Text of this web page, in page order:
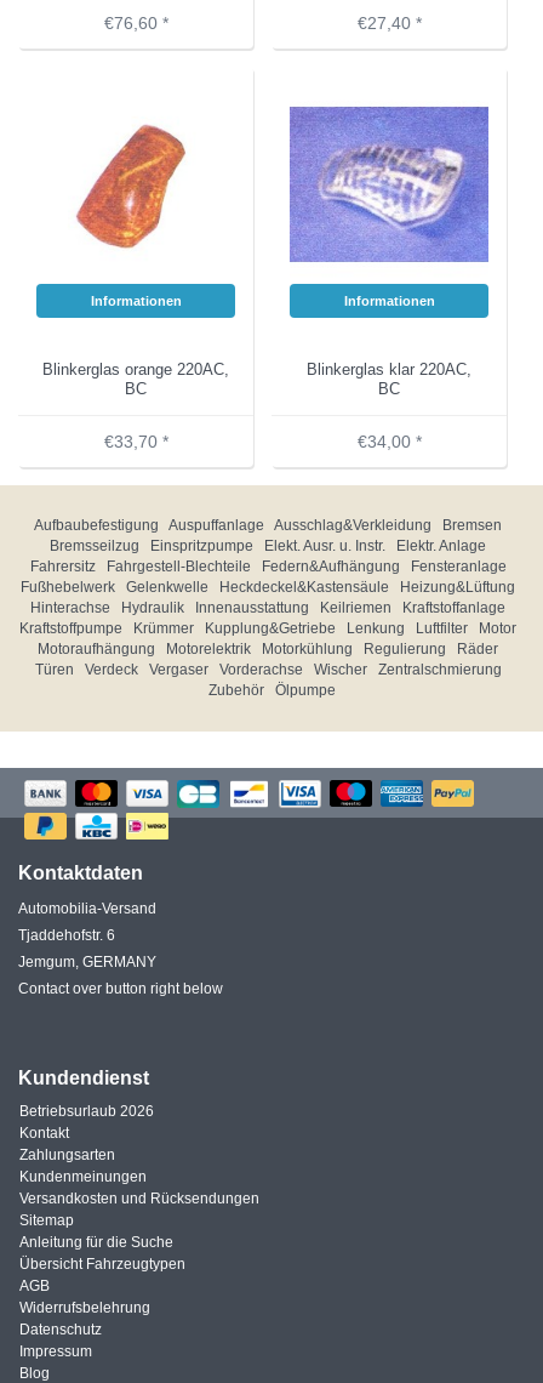
€76,60 * €27,40 *
Informationen
Blinkerglas orange 220AC,
BC
€33,70 *
Informationen
Blinkerglas klar 220AC,
BC
€34,00 *
Aufbaubefestigung Auspuffanlage Ausschlag&Verkleidung
Bremsen
Bremsseilzug
Einspritzpumpe Elekt. Ausr. u. Instr.
Elektr. Anlage
Fahrersitz
Fahrgestell-Blechteile Federn&Aufhängung
Fensteranlage
Fußhebelwerk
Gelenkwelle Heckdeckel&Kastensäule
Heizung&Lüftung
Hinterachse
Hydraulik Innenausstattung Keilriemen
Kraftstoffanlage
Kraftstoffpumpe
Krümmer Kupplung&Getriebe Lenkung Luftfilter
Motor
Motoraufhängung
Motorelektrik Motorkühlung Regulierung
Räder
Türen
Verdeck Vergaser Vorderachse Wischer
Zentralschmierung
Zubehör
Ölpumpe
Kontaktdaten
Automobilia-Versand
Tjaddehofstr. 6
Jemgum, GERMANY
Contact over button right below
Kundendienst
Betriebsurlaub 2026
Kontakt
Zahlungsarten
Kundenmeinungen
Versandkosten und Rücksendungen
Sitemap
Anleitung für die Suche
Übersicht Fahrzeugtypen
AGB
Widerrufsbelehrung
Datenschutz
Impressum
Blog